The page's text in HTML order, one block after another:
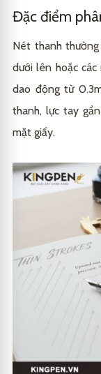
Đặc điểm
Nét thanh
dưới lên hoặc
dao động từ
thanh, lực tay
mặt giấy.